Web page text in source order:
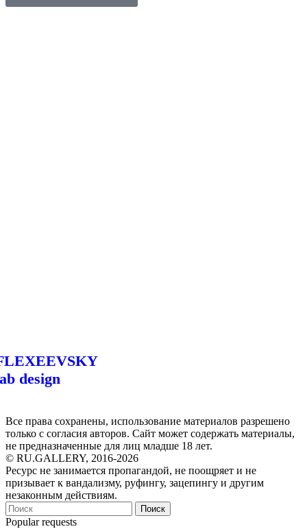
design
Все права сохранены, использование материалов разрешено
только с согласия авторов. Сайт может содержать материалы,
не предназначенные для лиц младше 18 лет.
© RU.GALLERY, 2016-2026
Ресурс не занимается пропагандой, не поощряет и не
призывает к вандализму, руфингу, зацепингу и другим
незаконным действиям.
Поиск
Popular requests